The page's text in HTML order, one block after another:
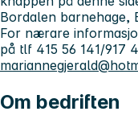
Bordalen barnehage,
For nærare
på tlf 415 56 141/917
Om bedriften